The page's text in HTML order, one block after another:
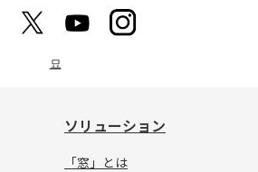
묘
ソリューション
「窓」とは